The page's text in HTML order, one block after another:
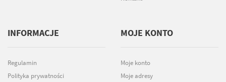
INFORMACJE
Regulamin
Polityka prywatności
MOJE KONTO
Moje konto
Moje adresy